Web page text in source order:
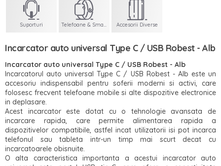
Suporturi Telefoane & Smartwatch Accesorii Diverse
Incarcator auto universal Type C / USB Robest - Alb
Incarcator auto universal Type C / USB Robest - Alb
Incarcatorul auto universal Type C / USB Robest - Alb este un
accesoriu indispensabil pentru soferii moderni si activi, care
folosesc frecvent telefoane mobile si alte dispozitive electronice
in deplasare.
Acest incarcator este dotat cu o tehnologie avansata de
incarcare rapida, care permite alimentarea rapida a
dispozitivelor compatibile, astfel incat utilizatorii isi pot incarca
telefonul sau tableta intr-un timp mai scurt decat cu
incarcatoarele obisnuite.
O alta caracteristica importanta a acestui incarcator auto